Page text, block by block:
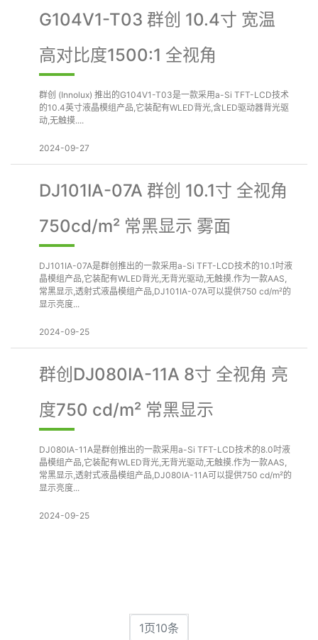
G104V1-T03 群创 10.4寸 宽温
高对比度1500:1 全视角
群创 (Innolux) 推出的G104V1-T03是一款采用a-Si TFT-LCD技术
的10.4英寸液晶模组产品,它装配有WLED背光,含LED驱动器背光驱
动,无触摸....
2024-09-27
DJ101IA-07A 群创 10.1寸 全视角
750cd/m² 常黑显示 雾面
DJ101IA-07A是群创推出的一款采用a-Si TFT-LCD技术的10.1吋液
晶模组产品,它装配有WLED背光,无背光驱动,无触摸.作为一款AAS,
常黑显示,透射式液晶模组产品,DJ101IA-07A可以提供750 cd/m²的
显示亮度...
2024-09-25
群创DJ080IA-11A 8寸 全视角 亮
度750 cd/m² 常黑显示
DJ080IA-11A是群创推出的一款采用a-Si TFT-LCD技术的8.0吋液
晶模组产品,它装配有WLED背光,无背光驱动,无触摸.作为一款AAS,
常黑显示,透射式液晶模组产品,DJ080IA-11A可以提供750 cd/m²的
显示亮度...
2024-09-25
1页10条